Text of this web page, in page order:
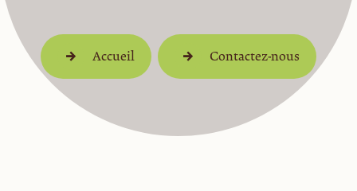
Accueil Contactez-nous